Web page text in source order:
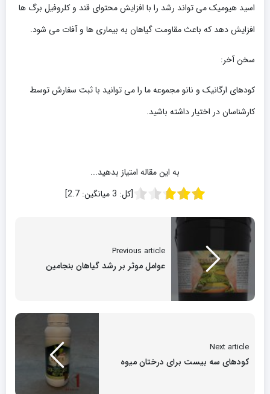
اسید هیومیک می تواند رشد را با افزایش محتوای قند و کلروفیل برگ ها
افزایش دهد که باعث مقاومت گیاهان به بیماری ها و آفات می شود.
سخن آخر:
کودهای ارگانیک و نانو مجموعه ما را می توانید با ثبت سفارش توسط
کارشناسان در اختیار داشته باشید.
به این مقاله امتیاز بدهید...
[کل: 3میانگین:2.7
]
Previous article
عوامل موثر بر رشد گیاهان بنجامین
Next article
کودهای سه بیست برای درختان میوه